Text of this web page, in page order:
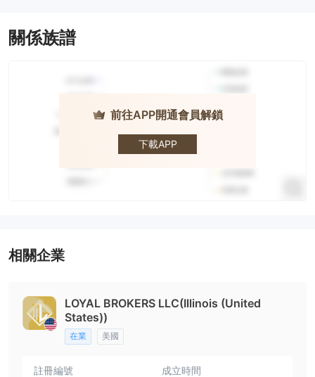
關係族譜
前往APP開通會員解鎖
下載APP
Brokers
相關企業
LOYAL BROKERS LLC(Illinois (United
States))
在業 美國
註冊編號
成立時間